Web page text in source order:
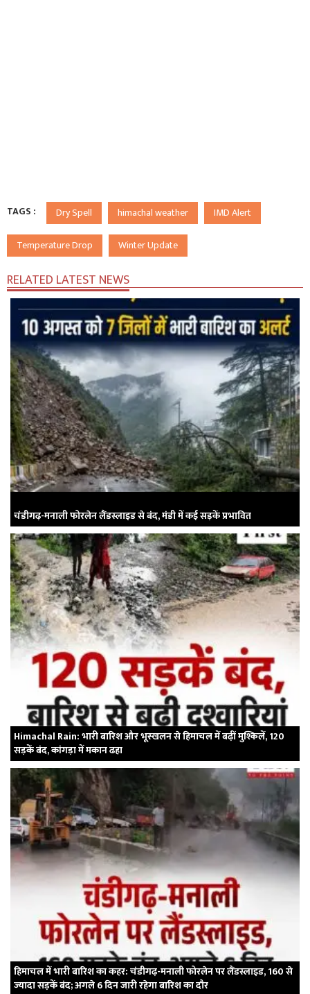
TAGS : Dry Spell himachal weather IMD Alert
Temperature Drop Winter Update
RELATED LATEST NEWS
चंडीगढ़-मनाली फोरलेन लैंडस्लाइड से बंद, मंडी में कई सड़कें प्रभावित
Himachal Rain: भारी बारिश और भूस्खलन से हिमाचल में बढ़ीं मुश्किलें, 120
सड़कें बंद, कांगड़ा में मकान ढहा
हिमाचल में भारी बारिश का कहर: चंडीगढ़-मनाली फोरलेन पर लैंडस्लाइड, 160 से
ज्यादा सड़कें बंद; अगले 6 दिन जारी रहेगा बारिश का दौर